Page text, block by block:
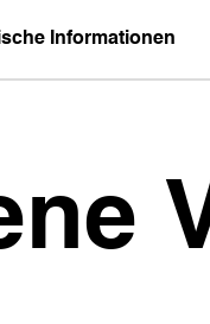
Informationen